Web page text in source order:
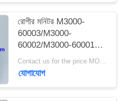
রোগীর মনিটর M3000-
60003/M3000-
60002/M3000-60001
IBP মডিউল M3001A
মডিউল ইসিজি NIBP SPO2
Contact us for the price MOQ:1
যোগাযোগ